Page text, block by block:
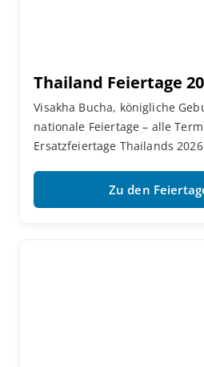
Thailand Feiertage
Visakha Bucha, königliche
nationale Feiertage – alle
Ersatzfeiertage Thailands
Zu den